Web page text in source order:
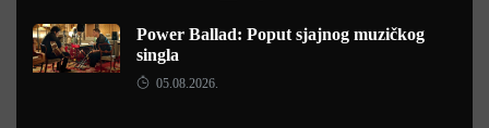
Power Ballad: Poput sjajnog muzičkog
singla
05.08.2026.